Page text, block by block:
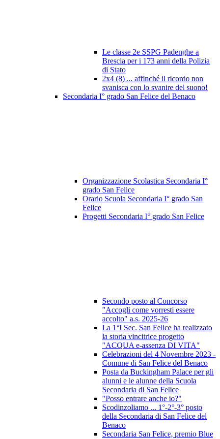
Le classe 2e SSPG Padenghe a
Brescia per i 173 anni della Polizia
di Stato
2x4 (8) ... affinché il ricordo non
svanisca con lo svanire del suono!
Secondaria I° grado San Felice del Benaco
Organizzazione Scolastica Secondaria I°
grado San Felice
Orario Scuola Secondaria I° grado San
Felice
Progetti Secondaria I° grado San Felice
Secondo posto al Concorso
"Accogli come vorresti essere
accolto" a.s. 2025-26
La 1°I Sec. San Felice ha realizzato
la storia vincitrice progetto
"ACQUA e-assenza DI VITA"
Celebrazioni del 4 Novembre 2023 -
Comune di San Felice del Benaco
Posta da Buckingham Palace per gli
alunni e le alunne della Scuola
Secondaria di San Felice
"Posso entrare anche io?"
Scodinzoliamo ... 1°-2°-3° posto
della Secondaria di San Felice del
Benaco
Secondaria San Felice, premio Blue